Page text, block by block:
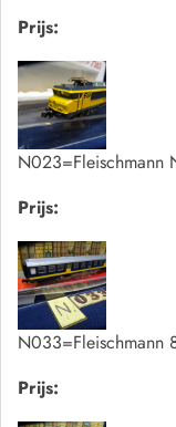
Prijs:
N023=Fleischmann
Prijs:
N033=Fleischmann
Prijs: